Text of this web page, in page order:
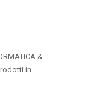
&
in